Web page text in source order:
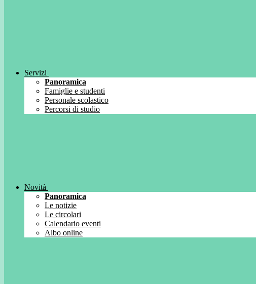
Servizi
Panoramica
Famiglie e studenti
Personale scolastico
Percorsi di studio
Novità
Panoramica
Le notizie
Le circolari
Calendario eventi
Albo online